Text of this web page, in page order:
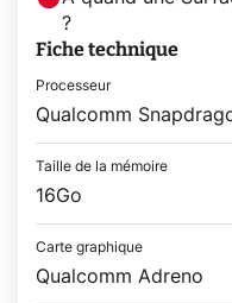
?
Fiche technique
Processeur
Qualcomm
Taille de la mémoire
16Go
Carte graphique
Qualcomm Adreno